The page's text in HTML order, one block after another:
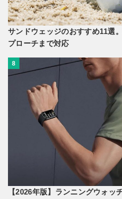
サンドウェッジのおすすめ11選
プローチまで対応
8
【2026年版】ランニングウォッ